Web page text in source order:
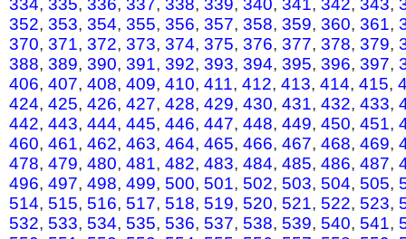
334, 335, 336, 337, 338, 339, 340, 341, 342, 343,
352, 353, 354, 355, 356, 357, 358, 359, 360, 361,
370, 371, 372, 373, 374, 375, 376, 377, 378, 379,
388, 389, 390, 391, 392, 393, 394, 395, 396, 397,
406, 407, 408, 409, 410, 411, 412, 413, 414, 415,
424, 425, 426, 427, 428, 429, 430, 431, 432, 433,
442, 443, 444, 445, 446, 447, 448, 449, 450, 451,
460, 461, 462, 463, 464, 465, 466, 467, 468, 469,
478, 479, 480, 481, 482, 483, 484, 485, 486, 487,
496, 497, 498, 499, 500, 501, 502, 503, 504, 505,
514, 515, 516, 517, 518, 519, 520, 521, 522, 523,
532, 533, 534, 535, 536, 537, 538, 539, 540, 541,